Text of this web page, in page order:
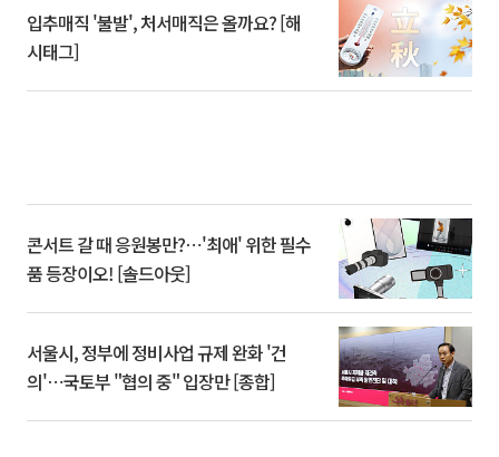
입추매직 '불발', 처서매직은 올까요? [해
시태그]
콘서트 갈 때 응원봉만?⋯'최애' 위한 필수
품 등장이오! [솔드아웃]
서울시, 정부에 정비사업 규제 완화 '건
의'⋯국토부 "협의 중" 입장만 [종합]